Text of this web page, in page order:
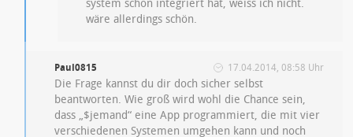
system schon integriert hat, weiss ich nicht.
wäre allerdings schön.
Paul0815 17.04.2014, 08:58 Uhr
Die Frage kannst du dir doch sicher selbst
beantworten. Wie groß wird wohl die Chance sein,
dass „$jemand“ eine App programmiert, die mit vier
verschiedenen Systemen umgehen kann und noch